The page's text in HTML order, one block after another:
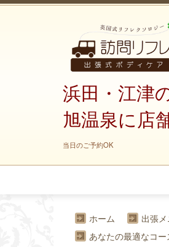
浜田・江津
旭温泉に店
当日のご予約OK
ホーム 出張
あなたの最適なコー